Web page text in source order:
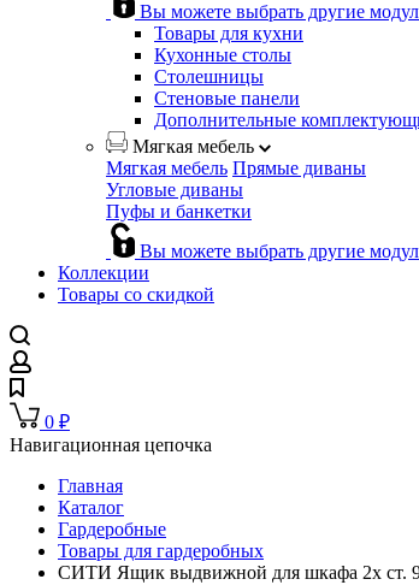
Вы можете выбрать другие
Товары для кухни
Кухонные столы
Столешницы
Стеновые панели
Дополнительные
Мягкая мебель
Мягкая мебель Прямые диваны
Угловые диваны
Пуфы и банкетки
Вы можете выбрать другие
Коллекции
Товары со скидкой
0 ₽
Навигационная цепочка
Главная
Каталог
Гардеробные
Товары для гардеробных
СИТИ Ящик выдвижной для шкафа 2х ст.